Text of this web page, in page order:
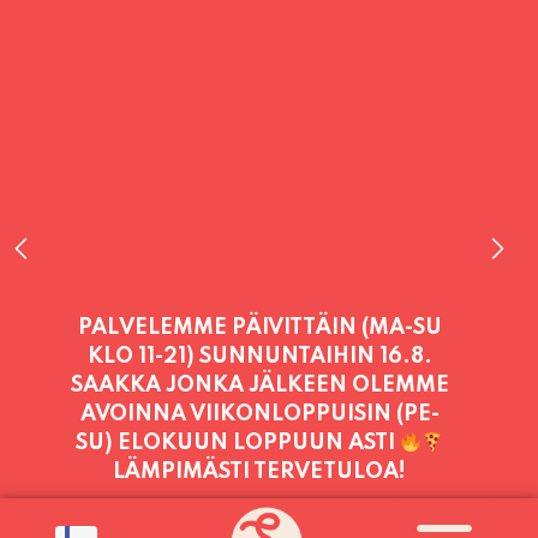
PALVELEMME TÄNÄÄN:
SUNNUNTAI 11:00 - 21:00
PALVELEMME PÄIVITTÄIN (MA-SU
KLO 11-21) SUNNUNTAIHIN 16.8.
SAAKKA JONKA JÄLKEEN OLEMME
AVOINNA VIIKONLOPPUISIN (PE-
SU) ELOKUUN LOPPUUN ASTI